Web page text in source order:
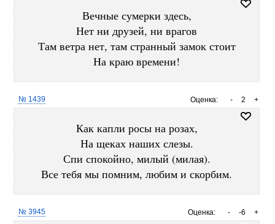
Вечные сумерки здесь,
Нет ни друзей, ни врагов
Там ветра нет, там странный замок стоит
На краю времени!
Оценка: +
2
-
№ 1439
Как капли росы на розах,
На щеках наших слезы.
Спи спокойно, милый (милая).
Все тебя мы помним, любим и скорбим.
Оценка: +
-6
-
№ 3945